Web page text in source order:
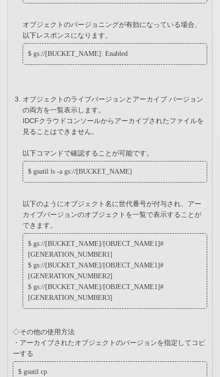
オブジェクトのバージョニングが有効になっている場合、
以下レスポンスになります。
$ gs://[BUCKET_NAME]: Enabled
オブジェクトのライブバージョンとアーカイブ バージョン
の両方を一覧表示します。
IDCFクラウドコンソールからアーカイブされたファイルを
見ることはできません。
以下コマンドで確認することが可能です。
$ gsutil ls -a gs://[BUCKET_NAME]
以下のようにオブジェクト名に世代番号が付与され、アー
カイブバージョンのオブジェクトを一覧で表示することが
できます。
$ gs://[BUCKET_NAME]/[OBJECT_NAME1]#
[GENERATION_NUMBER1]
$ gs://[BUCKET_NAME]/[OBJECT_NAME1]#
[GENERATION_NUMBER2]
$ gs://[BUCKET_NAME]/[OBJECT_NAME1]#
[GENERATION_NUMBER3]
◇その他の使用方法
・アーカイブされたオブジェクトのバージョンを指定してコピ
ーする
$ gsutil cp